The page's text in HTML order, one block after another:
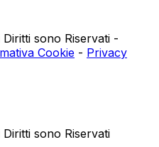
sono Riservati -
Cookie - Privacy
sono Riservati